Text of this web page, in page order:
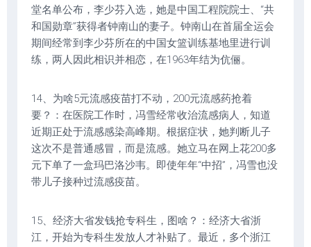
堂名单公布，李少芬入选，她是中国工程院院士、“共
和国勋章”获得者钟南山的妻子。钟南山在首届全运会
期间经常到李少芬所在的中国女篮训练基地里进行训
练，两人因此相识并相恋，在1963年结为伉俪。
14、为啥5元流感疫苗打不动，200元流感药抢着
要？：在医院工作时，冯雪经常收治流感病人，知道
近期正处于流感感染高峰期。根据症状，她判断儿子
这次不是普通感冒，而是流感。她立马在网上花200多
元下单了一盒玛巴洛沙韦。即使年年“中招”，冯雪也没
带儿子接种过流感疫苗。
15、经济大省发钱抢专科生，图啥？：经济大省浙
江，开始为专科生发放人才补贴了。最近，多个浙江